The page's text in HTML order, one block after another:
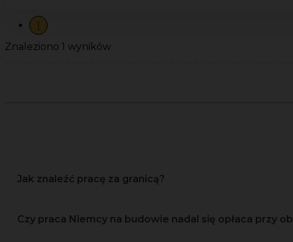
1
Znaleziono 1 wyników
Jak znaleźć pracę za granicą?
Czy praca Niemcy na budowie nadal się opłaca przy